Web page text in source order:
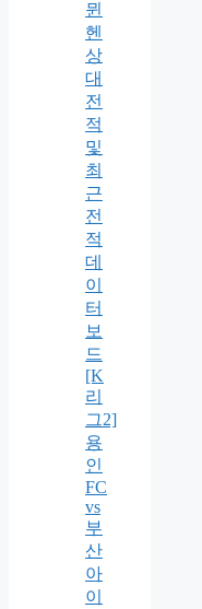
뮌
헨
상
대
전
적
및
최
근
전
적
데
이
터
보
드
[K
리
그2]
용
인
FC
vs
부
산
아
이